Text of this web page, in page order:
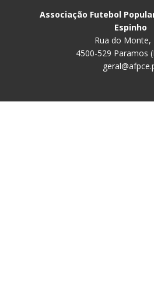
Associação Futebol
Espinho
Rua do Monte,
4500-529 Paramos